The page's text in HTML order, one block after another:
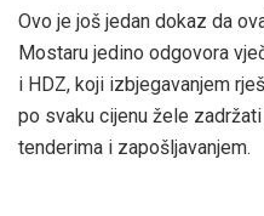
Ovo je još jedan dokaz da
Mostaru jedino odgovora
i HDZ, koji izbjegavanjem
po svaku cijenu žele
tenderima i zapošljavanjem.